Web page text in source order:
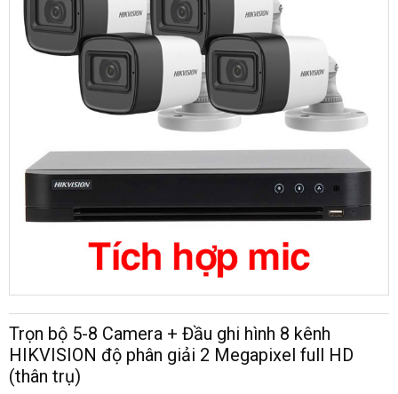
Trọn bộ 5-8 Camera + Đầu ghi hình 8 kênh
HIKVISION độ phân giải 2 Megapixel full HD
(thân trụ)